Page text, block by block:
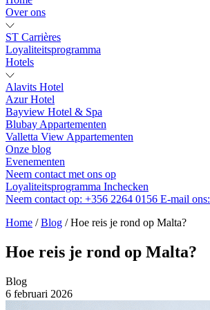
Over ons
ST Carrières
Loyaliteitsprogramma
Hotels
Alavits Hotel
Azur Hotel
Bayview Hotel & Spa
Blubay Appartementen
Valletta View Appartementen
Onze blog
Evenementen
Neem contact met ons op
Loyaliteitsprogramma Inchecken
Neem contact op: +356 2264 0156 E-mail ons:
Home /Blog /Hoe reis je rond op Malta?
Hoe reis je rond op Malta?
Blog
6 februari 2026